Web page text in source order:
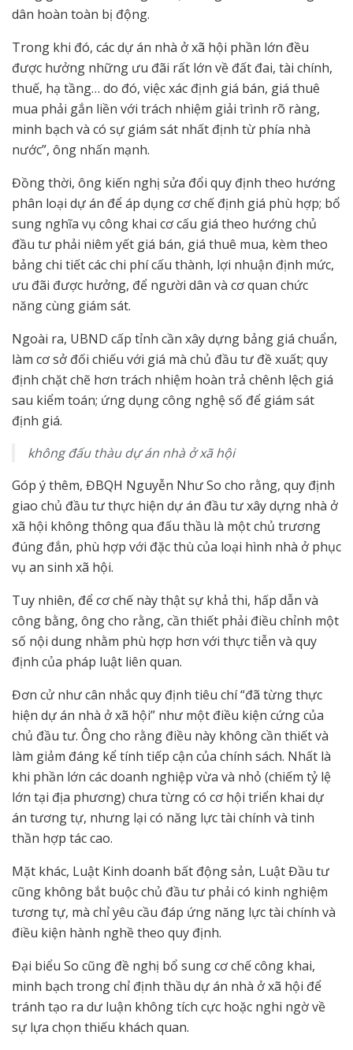
dân hoàn toàn bị động.
Trong khi đó, các dự án nhà ở xã hội phần lớn đều
được hưởng những ưu đãi rất lớn về đất đai, tài chính,
thuế, hạ tầng… do đó, việc xác định giá bán, giá thuê
mua phải gắn liền với trách nhiệm giải trình rõ ràng,
minh bạch và có sự giám sát nhất định từ phía nhà
nước”, ông nhấn mạnh.
Đồng thời, ông kiến nghị sửa đổi quy định theo hướng
phân loại dự án để áp dụng cơ chế định giá phù hợp; bổ
sung nghĩa vụ công khai cơ cấu giá theo hướng chủ
đầu tư phải niêm yết giá bán, giá thuê mua, kèm theo
bảng chi tiết các chi phí cấu thành, lợi nhuận định mức,
ưu đãi được hưởng, để người dân và cơ quan chức
năng cùng giám sát.
Ngoài ra, UBND cấp tỉnh cần xây dựng bảng giá chuẩn,
làm cơ sở đối chiếu với giá mà chủ đầu tư đề xuất; quy
định chặt chẽ hơn trách nhiệm hoàn trả chênh lệch giá
sau kiểm toán; ứng dụng công nghệ số để giám sát
định giá.
không đấu thàu dự án nhà ở xã hội
Góp ý thêm, ĐBQH Nguyễn Như So cho rằng, quy định
giao chủ đầu tư thực hiện dự án đầu tư xây dựng nhà ở
xã hội không thông qua đấu thầu là một chủ trương
đúng đắn, phù hợp với đặc thù của loại hình nhà ở phục
vụ an sinh xã hội.
Tuy nhiên, để cơ chế này thật sự khả thi, hấp dẫn và
công bằng, ông cho rằng, cần thiết phải điều chỉnh một
số nội dung nhằm phù hợp hơn với thực tiễn và quy
định của pháp luật liên quan.
Đơn cử như cân nhắc quy định tiêu chí “đã từng thực
hiện dự án nhà ở xã hội” như một điều kiện cứng của
chủ đầu tư. Ông cho rằng điều này không cần thiết và
làm giảm đáng kể tính tiếp cận của chính sách. Nhất là
khi phần lớn các doanh nghiệp vừa và nhỏ (chiếm tỷ lệ
lớn tại địa phương) chưa từng có cơ hội triển khai dự
án tương tự, nhưng lại có năng lực tài chính và tinh
thần hợp tác cao.
Mặt khác, Luật Kinh doanh bất động sản, Luật Đầu tư
cũng không bắt buộc chủ đầu tư phải có kinh nghiệm
tương tự, mà chỉ yêu cầu đáp ứng năng lực tài chính và
điều kiện hành nghề theo quy định.
Đại biểu So cũng đề nghị bổ sung cơ chế công khai,
minh bạch trong chỉ định thầu dự án nhà ở xã hội để
tránh tạo ra dư luận không tích cực hoặc nghi ngờ về
sự lựa chọn thiếu khách quan.